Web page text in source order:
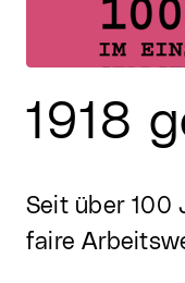
1918
Seit über 100
faire